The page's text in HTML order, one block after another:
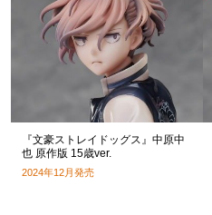
『文豪ストレイドッグス』中原中
也 原作版 15歳ver.
2024年12月発売